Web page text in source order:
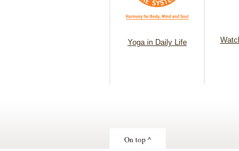
Yoga in Daily Life
On top ^